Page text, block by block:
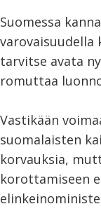
Suomessa
varovaisuudella
tarvitse avata
romuttaa
Vastikään
suomalaisten
korvauksia,
korottamiseen